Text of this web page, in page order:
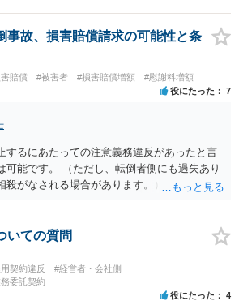
場合、少なくとも最低賃金分で計算した額を
られます。 これらのことは一般論であり、
かは具体的な事情を詳しく聞かないと判断で
度弁護士に相談されてもよいかと思います。
事故、損害賠償請求の可能性と条
賠償 #被害者 #損害賠償増額 #慰謝料増額
役にたった 7
するにあたっての注意義務違反があったと言
可能です。 （ただし、転倒者側にも過失あり
殺がなされる場合があります。） 注意義務違
り濡れるなどしてどの程度滑りやすくなって
当日の天候、店内の混雑具合や客の動線、店
、過去に同様の事故があったか否か…などな
必要があります。 一度弁護士にご相談され
なお、治療費も損害賠償に含まれますが、
害賠償算定の仕方についても、ご相談なさる
いての質問
契約違反
#経営者・会社側
委託契約
役にたった 4